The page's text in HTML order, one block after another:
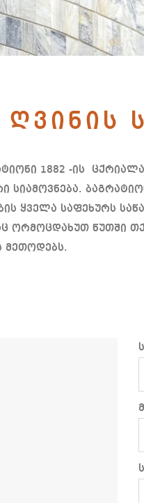
1882 -ის
ყველა საფეხურს
ორმოცდახუთ წუთში
მეთოდებს.